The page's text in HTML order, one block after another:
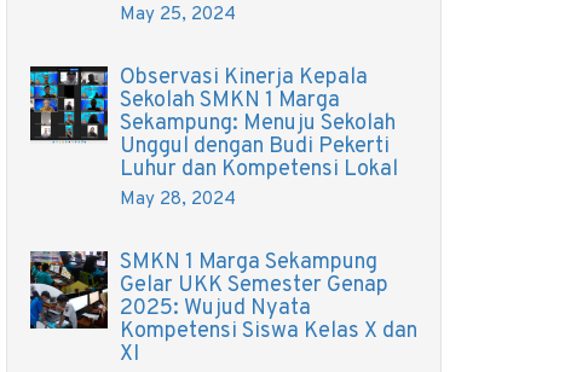
May 25, 2024
Observasi Kinerja Kepala
Sekolah SMKN 1 Marga
Sekampung: Menuju Sekolah
Unggul dengan Budi Pekerti
Luhur dan Kompetensi Lokal
May 28, 2024
SMKN 1 Marga Sekampung
Gelar UKK Semester Genap
2025: Wujud Nyata
Kompetensi Siswa Kelas X dan
XI